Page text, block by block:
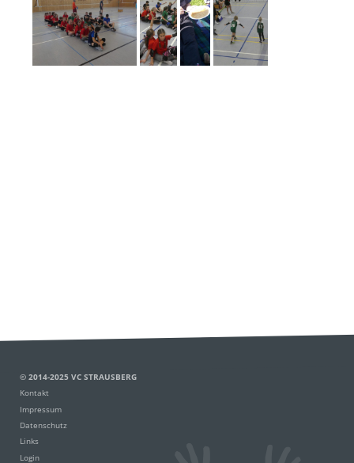
© 2014-2025 VC STRAUSBERG
Kontakt
Impressum
Datenschutz
Links
Login